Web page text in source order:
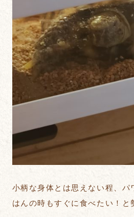
小柄な身体とは思えない程、パ
はんの時もすぐに食べたい！と